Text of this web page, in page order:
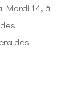
Mardi 14, à
des